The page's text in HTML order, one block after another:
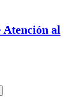
Atención al